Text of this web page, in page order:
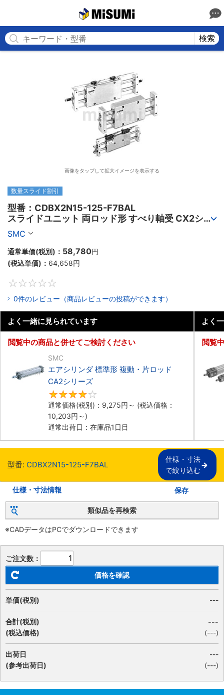
検索
画像をタップして拡大イメージを表示する
数量スライド割引
型番：CDBX2N15-125-F7BAL
スライドユニット 両ロッド形 すべり軸受 CX2シリ
ーズ
SMC
通常単価(税別)： 58,780円
(税込単価)： 64,658円
0件のレビュー（商品レビューの投稿ができます）
よく一緒に見られています
閲覧中の商品と併せてご検討ください
SMC
エアシリンダ 標準形 複動・片ロッド
CA2シリーズ
通常価格(税別)： 9,275円 ～ (税込価格：
10,203円 ～)
通常出荷日：在庫品1日目
よく
閲覧
型番: CDBX2N15-125-F7BAL
仕様・寸法
で絞り込む
仕様・寸法情報 保存
類似品を再検索
※CADデータはPCでダウンロードできます
ご注文数：
価格を確認
単価(税別) ---
合計(税別)
(税込価格)
---
(---)
出荷日
(参考出荷日)
---
(---)